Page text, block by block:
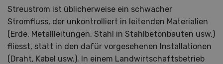
Streustrom ist üblicherweise ein schwacher
Stromfluss, der unkontrolliert in leitenden Materialien
(Erde, Metallleitungen, Stahl in Stahlbetonbauten usw.)
fliesst, statt in den dafür vorgesehenen Installationen
(Draht, Kabel usw.). In einem Landwirtschaftsbetrieb